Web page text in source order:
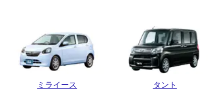
ミライース タント